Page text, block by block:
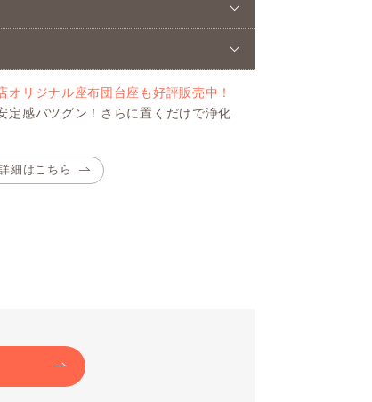
オリジナル座布団台座も好評販売中！
定感バツグン！さらに置くだけで浄化
細はこちら